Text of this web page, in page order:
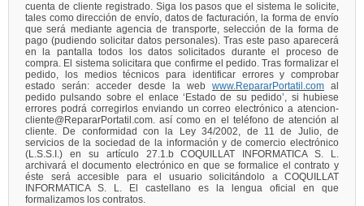
cuenta de cliente registrado. Siga los pasos que el sistema le solicite,
tales como dirección de envío, datos de facturación, la forma de envío
que será mediante agencia de transporte, selección de la forma de
pago (pudiendo solicitar datos personales). Tras este paso aparecerá
en la pantalla todos los datos solicitados durante el proceso de
compra. El sistema solicitara que confirme el pedido. Tras formalizar el
pedido, los medios técnicos para identificar errores y comprobar
estado serán: acceder desde la web www.RepararPortatil.com al
pedido pulsando sobre el enlace ‘Estado de su pedido’, si hubiese
errores podrá corregirlos enviando un correo electrónico a atencion-
cliente@RepararPortatil.com. así como en el teléfono de atención al
cliente. De conformidad con la Ley 34/2002, de 11 de Julio, de
servicios de la sociedad de la información y de comercio electrónico
(L.S.S.I.) en su artículo 27.1.b COQUILLAT INFORMATICA S. L.
archivará el documento electrónico en que se formalice el contrato y
éste será accesible para el usuario solicitándolo a COQUILLAT
INFORMATICA S. L. El castellano es la lengua oficial en que
formalizamos los contratos.